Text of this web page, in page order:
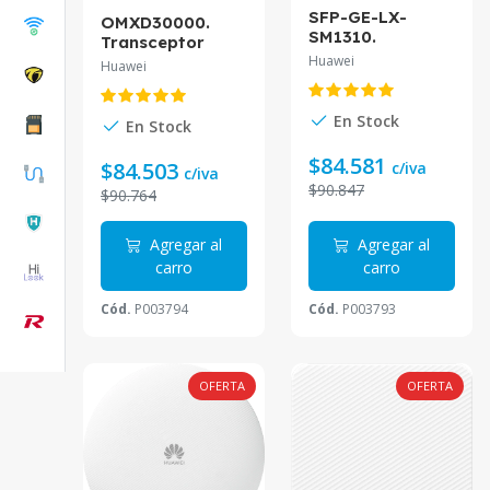
OMXD30000.
Transceptor
óptico Huawei,
módulo
multimodo (850
Huawei
En Stock
$84.503 c/iva
$90.764
Agregar al
carro
Cód. P003794
SFP-GE-LX-
SM1310.
Transceptor
eSFP, GE, módulo
monomodo (1310
Huawei
En Stock
$84.581 c/iva
$90.847
Agregar al
carro
Cód. P003793
OFERTA OFERTA